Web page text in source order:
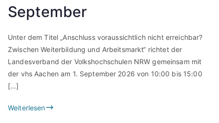
September
Unter dem Titel „Anschluss voraussichtlich nicht erreichbar?
Zwischen Weiterbildung und Arbeitsmarkt“ richtet der
Landesverband der Volkshochschulen NRW gemeinsam mit
der vhs Aachen am 1. September 2026 von 10:00 bis 15:00
[…]
Weiterlesen